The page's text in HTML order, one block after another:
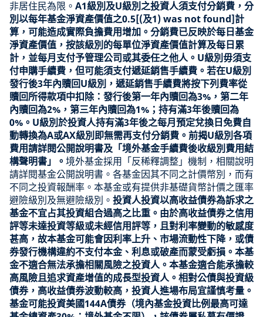
非居住民為限。 A1級別及U級別之投資人須支付分銷費，分
別以每年基金淨資產價值之0.5[(及1) was not found]計
算，可能造成實際負擔費用增加。分銷費已反映於每日基金
淨資產價值，按該級別的每單位淨資產價值計算及每日累
計，並每月支付予管理公司或其委任之他人。U級別毋須支
付申購手續費，但可能須支付遞延銷售手續費。若在U級別
發行後3年內贖回U級別，遞延銷售手續費將按下列費率從
贖回所得款項中扣除：發行後第一年內贖回為3%，第二年
內贖回為2%，第三年內贖回為1%；持有滿3年後贖回為
0%。U級別於投資人持有滿3年後之每月預定兌換日免費自
動轉換為A或AX級別即無需再支付分銷費。前揭U級別各項
費用請詳閱公開說明書及「境外基金手續費後收級別費用結
構聲明書」。 境外基金採用「反稀釋調整」機制，相關說明
請詳閱基金公開說明書。各基金因其不同之計價幣別，而有
不同之投資報酬率。本基金或有提供非基礎貨幣計價之匯率
避險級別及無避險級別。 投資人投資以高收益債券為訴求之
基金不宜占其投資組合過高之比重。由於高收益債券之信用
評等未達投資等級或未經信用評等，且對利率變動的敏感度
甚高，故本基金可能會因利率上升、市場流動性下降，或債
券發行機構違約不支付本金、利息或破產而蒙受虧損。本基
金不適合無法承擔相關風險之投資人。本基金適合能承擔較
高風險且追求資產增值的成長型投資人。相對公債與投資級
債券，高收益債券波動較高，投資人進場布局宜謹慎考量。
基金可能投資美國144A債券（境內基金投資比例最高可達